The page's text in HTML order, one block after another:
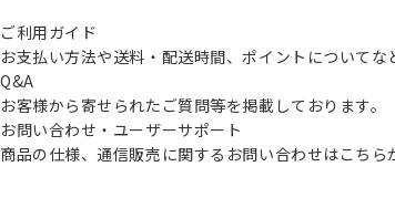
ご利用ガイド
お支払い方法や送料・配送時間、ポイントについて
Q&A
お客様から寄せられたご質問等を掲載しております。
お問い合わせ・ユーザーサポート
商品の仕様、通信販売に関するお問い合わせはこちら